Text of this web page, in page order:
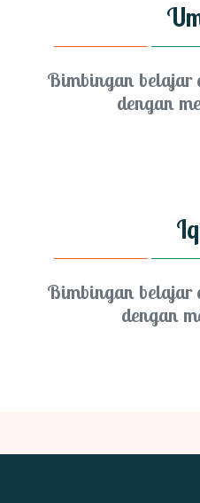
Bimbingan belajar
dengan
Bimbingan belajar
dengan